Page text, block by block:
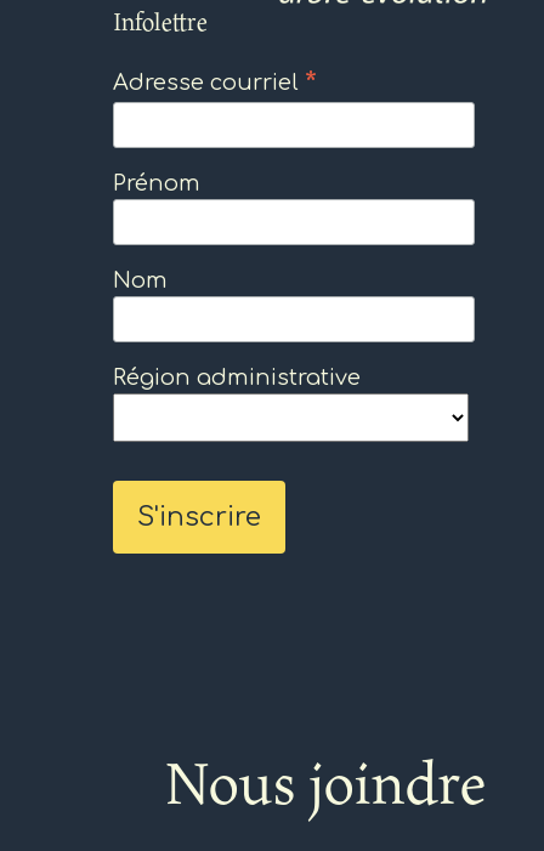
Infolettre
Adresse courriel *
Prénom
Nom
Région administrative
Nous joindre